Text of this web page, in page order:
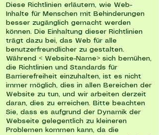
Diese Richtlinien erläutern, wie Web-
Inhalte für Menschen mit Behinderungen
besser zugänglich gemacht werden
können. Die Einhaltung dieser Richtlinien
trägt dazu bei, das Web für alle
benutzerfreundlicher zu gestalten.
Während < Website-Name> sich bemühen,
die Richtlinien und Standards für
Barrierefreiheit einzuhalten, ist es nicht
immer möglich, dies in allen Bereichen der
Website zu tun, und wir arbeiten derzeit
daran, dies zu erreichen. Bitte beachten
Sie, dass es aufgrund der Dynamik der
Webseite gelegentlich zu kleineren
Problemen kommen kann, da die